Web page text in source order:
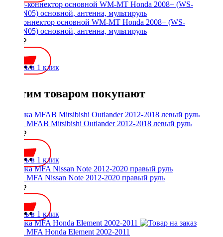
ISO-коннектор основной WM-MT Honda 2008+ (WS-
MTHN05) основной, антенна, мультируль
1000 ₽
Купить в 1 клик
С этим товаром покупают
Рамка MFAB Mitsibishi Outlander 2012-2018 левый руль
2300 ₽
Купить в 1 клик
Рамка MFA Nissan Note 2012-2020 правый руль
3000 ₽
Купить в 1 клик
Рамка MFA Honda Element 2002-2011